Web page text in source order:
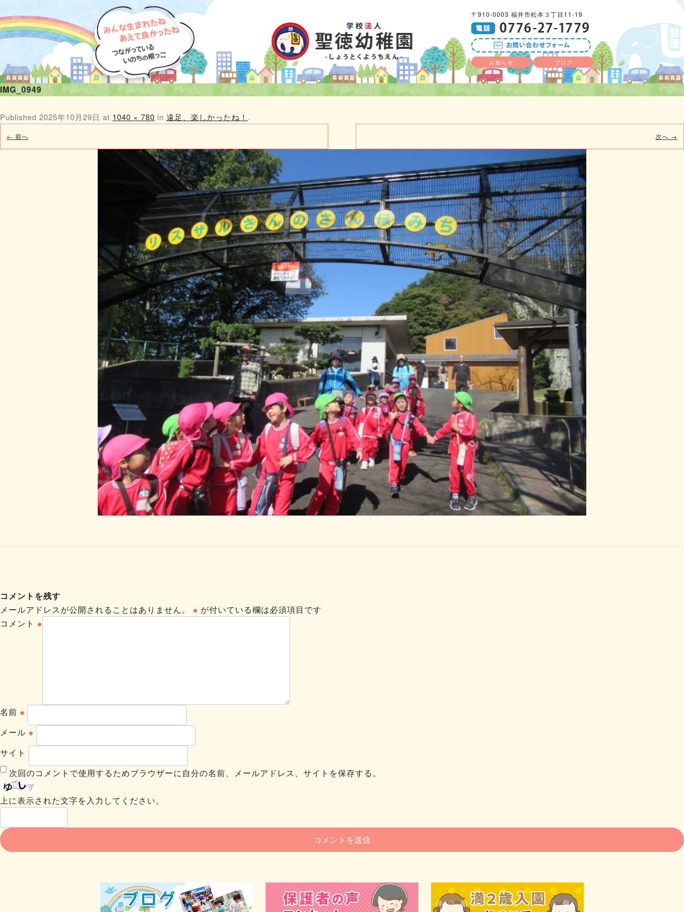
〒910-0003 福井市松本３丁目11-19
お知らせ ブログ
IMG_0949
Published 2025年10月29日 at 1040 × 780 in 遠足、楽しかったね！ .
← 前へ 次へ →
コメントを残す
メールアドレスが公開されることはありません。
※ が付いている欄は必須項目です
コメント ※
名前 ※
メール ※
サイト
次回のコメントで使用するためブラウザーに自分の名前、メールアドレス、サイトを保存する。
上に表示された文字を入力してください。